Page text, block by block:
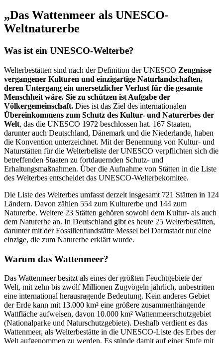
„Das Wattenmeer als UNESCO-
Weltnaturerbe
Was ist ein UNESCO-Welterbe?
Welterbestätten sind nach der Definition der UNESCO Zeugnisse
vergangener Kulturen und einzigartige Naturlandschaften,
deren Untergang ein unersetzlicher Verlust für die gesamte
Menschheit wäre. Sie zu schützen ist Aufgabe der
Völkergemeinschaft. Dies ist das Ziel des internationalen
Übereinkommens zum Schutz des Kultur- und Naturerbes der
Welt, das die UNESCO 1972 beschlossen hat. 167 Staaten,
darunter auch Deutschland, Dänemark und die Niederlande, haben
die Konvention unterzeichnet. Mit der Benennung von Kultur- und
Naturstätten für die Welterbeliste der UNESCO verpflichten sich die
betreffenden Staaten zu fortdauernden Schutz- und
Erhaltungsmaßnahmen. Über die Aufnahme von Stätten in die Liste
des Welterbes entscheidet das UNESCO-Welterbekomitee.
Die Liste des Welterbes umfasst derzeit insgesamt 721 Stätten in 124
Ländern. Davon zählen 554 zum Kulturerbe und 144 zum
Naturerbe. Weitere 23 Stätten gehören sowohl dem Kultur- als auch
dem Naturerbe an. In Deutschland gibt es heute 25 Welterbestätten,
darunter mit der Fossilienfundstätte Messel bei Darmstadt nur eine
einzige, die zum Naturerbe erklärt wurde.
Warum das Wattenmeer?
Das Wattenmeer besitzt als eines der größten Feuchtgebiete der
Welt, mit zehn bis zwölf Millionen Zugvögeln jährlich, unbestritten
eine international herausragende Bedeutung. Kein anderes Gebiet
der Erde kann mit 13.000 km² eine größere zusammenhängende
Wattfläche aufweisen, davon 10.000 km² Wattenmeerschutzgebiet
(Nationalparke und Naturschutzgebiete). Deshalb verdient es das
Wattenmeer, als Welterbestätte in die UNESCO-Liste des Erbes der
Welt aufgenommen zu werden. Es stünde damit auf einer Stufe mit